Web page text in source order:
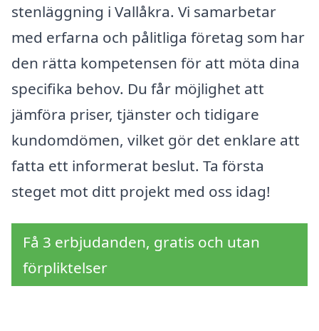
stenläggning i Vallåkra. Vi samarbetar
med erfarna och pålitliga företag som har
den rätta kompetensen för att möta dina
specifika behov. Du får möjlighet att
jämföra priser, tjänster och tidigare
kundomdömen, vilket gör det enklare att
fatta ett informerat beslut. Ta första
steget mot ditt projekt med oss idag!
Få 3 erbjudanden, gratis och utan
förpliktelser